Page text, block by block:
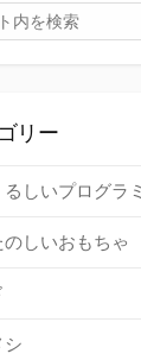
リー
るしいプログラ
のしいおもちゃ
シ